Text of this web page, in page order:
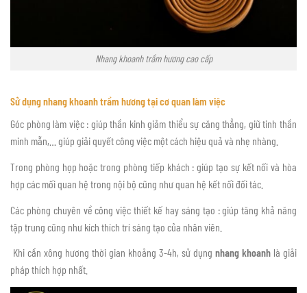
Nhang khoanh trầm hương cao cấp
Sử dụng nhang khoanh trầm hương tại cơ quan làm việc
Góc phòng làm việc : giúp thần kinh giảm thiểu sự căng thẳng, giữ tinh thần
minh mẫn,… giúp giải quyết công việc một cách hiệu quả và nhẹ nhàng.
Trong phòng họp hoặc trong phòng tiếp khách : giúp tạo sự kết nối và hòa
hợp các mối quan hệ trong nội bộ cũng như quan hệ kết nối đối tác.
Các phòng chuyên về công việc thiết kế hay sáng tạo : giúp tăng khả năng
tập trung cũng như kích thích trí sáng tạo của nhân viên.
Khi cần xông hương thời gian khoảng 3-4h, sử dụng nhang khoanh là giải
pháp thích hợp nhất.